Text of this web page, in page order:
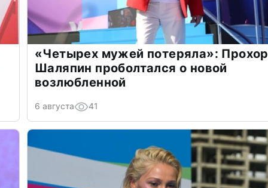
«Четырех мужей потеряла»: Прохор
Шаляпин проболтался о новой
возлюбленной
6 августа 41